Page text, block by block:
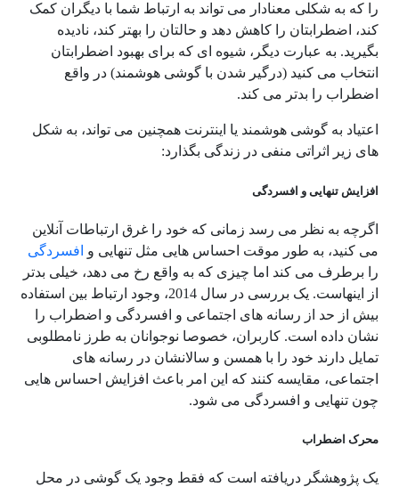
را که به شکلی معنادار می تواند به ارتباط شما با دیگران کمک
کند، اضطرابتان را کاهش دهد و حالتان را بهتر کند، نادیده
بگیرید. به عبارت دیگر، شیوه ای که برای بهبود اضطرابتان
انتخاب می کنید (درگیر شدن با گوشی هوشمند) در واقع
اضطراب را بدتر می کند.
اعتیاد به گوشی هوشمند یا اینترنت همچنین می تواند، به شکل
های زیر اثراتی منفی در زندگی بگذارد:
افزایش تنهایی و افسردگی
اگرچه به نظر می رسد زمانی که خود را غرق ارتباطات آنلاین
می کنید، به طور موقت احساس هایی مثل تنهایی و افسردگی
را برطرف می کند اما چیزی که به واقع رخ می دهد، خیلی بدتر
از اینهاست. یک بررسی در سال 2014، وجود ارتباط بین استفاده
بیش از حد از رسانه های اجتماعی و افسردگی و اضطراب را
نشان داده است. کاربران، خصوصا نوجوانان به طرز نامطلوبی
تمایل دارند خود را با همسن و سالانشان در رسانه های
اجتماعی، مقایسه کنند که این امر باعث افزایش احساس هایی
چون تنهایی و افسردگی می شود.
محرک اضطراب
یک پژوهشگر دریافته است که فقط وجود یک گوشی در محل